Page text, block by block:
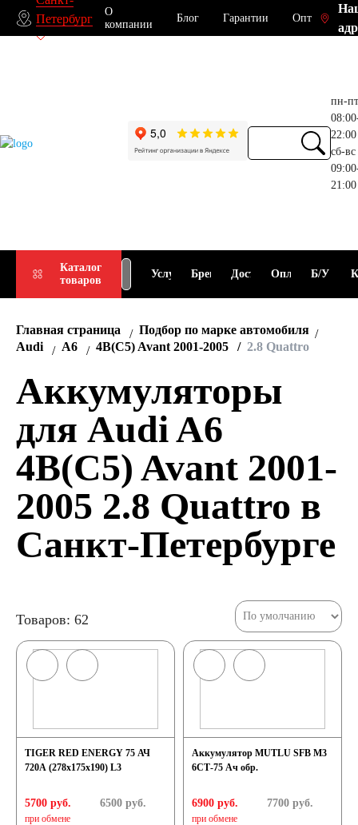
Петербург
О
компании
Блог Гарантии Опт
пн-пт
22:00
сб-вс
21:00
Каталог
товаров
Подбор
АКБ
Услуги Бренды ДоставкаОплата Б/У
Главная страница
Подбор по марке автомобиля
Audi
A6 4B(C5) Avant 2001-2005 2.8 Quattro
Аккумуляторы
для Audi A6
4B(C5) Avant 2001-
2005 2.8 Quattro в
Санкт-Петербурге
Товаров: 62
TIGER RED ENERGY 75 АЧ
720A (278x175x190) L3
5700 руб.
при обмене
6500руб.
Аккумулятор MUTLU SFB M3
6СТ-75 Ач обр.
6900 руб.
при обмене
7700руб.